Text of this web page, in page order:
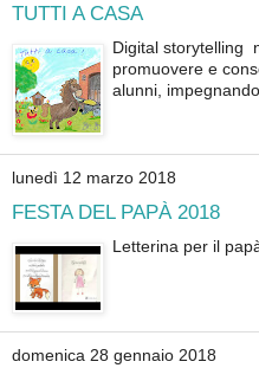
TUTTI A CASA
Digital storytelling
promuovere e
alunni,
lunedì 12 marzo 2018
FESTA DEL PAPÀ 2018
Letterina per il
domenica 28 gennaio 2018